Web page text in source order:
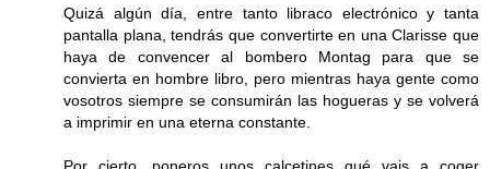
Quizá algún día, entre tanto libraco electrónico y tanta
pantalla plana, tendrás que convertirte en una Clarisse que
haya de convencer al bombero Montag para que se
convierta en hombre libro, pero mientras haya gente como
vosotros siempre se consumirán las hogueras y se volverá
a imprimir en una eterna constante.